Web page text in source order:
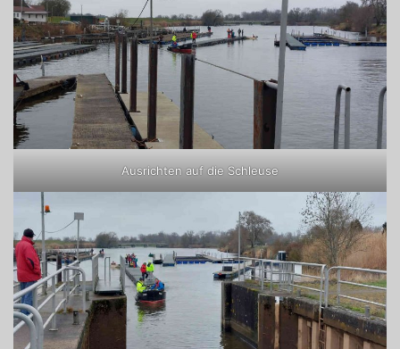
Ausrichten auf die Schleuse